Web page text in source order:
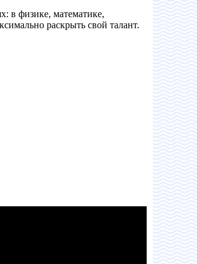
в физике, математике,
раскрыть свой талант.